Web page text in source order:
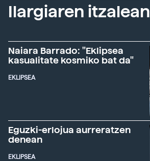
Ilargiaren itzalean
Naiara Barrado: "Eklipsea
kasualitate kosmiko bat da"
EKLIPSEA
Eguzki-erlojua aurreratzen
denean
EKLIPSEA